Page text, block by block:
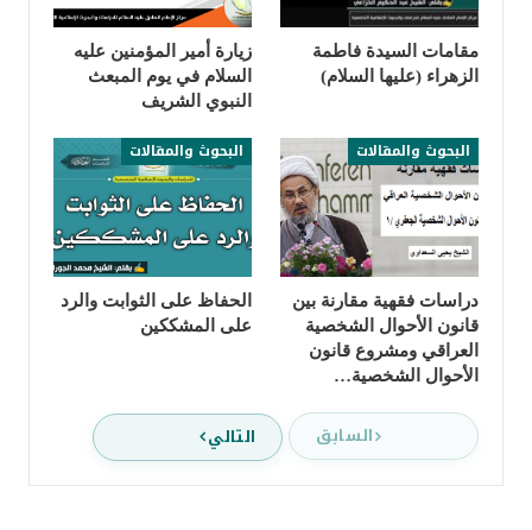
مقامات السيدة فاطمة
الزهراء (عليها السلام)
زيارة أمير المؤمنين عليه
السلام في يوم المبعث
النبوي الشريف
البحوث والمقالات
دراسات فقهية مقارنة بين
قانون الأحوال الشخصية
العراقي ومشروع قانون
الأحوال الشخصية…
البحوث والمقالات
الحفاظ على الثوابت والرد
على المشككين
السابق التالي